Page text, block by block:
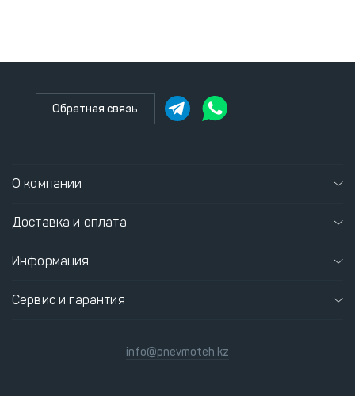
Обратная связь
О компании
Доставка и оплата
Информация
Сервис и гарантия
info@pnevmoteh.kz